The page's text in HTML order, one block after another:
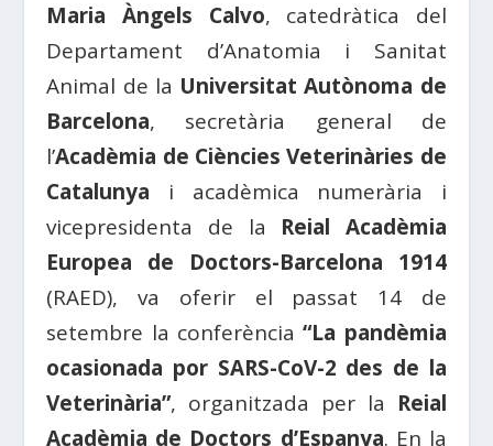
Maria Àngels Calvo, catedràtica del
Departament d’Anatomia i Sanitat
Animal de la Universitat Autònoma de
Barcelona, ​​secretària general de
l’Acadèmia de Ciències Veterinàries de
Catalunya i acadèmica numerària i
vicepresidenta de la Reial Acadèmia
Europea de Doctors-Barcelona 1914
(RAED), va oferir el passat 14 de
setembre la conferència“La pandèmia
ocasionada por SARS-CoV-2 des de la
Veterinària”, organitzada per la Reial
Acadèmia de Doctors d’Espanya. En la